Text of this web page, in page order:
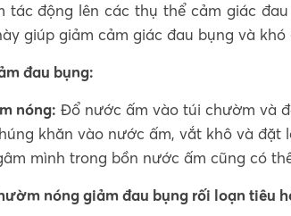
tác động lên các thụ thể cảm giác
giúp giảm cảm giác đau bụng và khó
đau bụng:
nóng: Đổ nước ấm vào túi chườm và
khăn vào nước ấm, vắt khô và đặt
mình trong bồn nước ấm cũng có
nóng giảm đau bụng rối loạn tiêu